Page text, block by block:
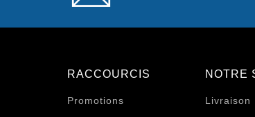
RACCOURCIS
Promotions
NOTRE
Livraison